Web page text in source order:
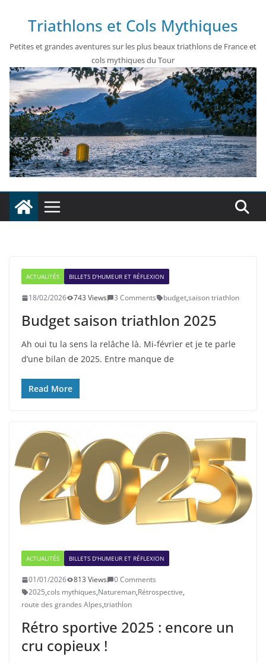
contenu
Triathlons et Cols Mythiques
Petites et grandes aventures sur les plus beaux triathlons de France et
cols mythiques du Tour
ACTUALITÉS BILLETS D'HUMEUR ET RÉFLEXION
18/02/2026 743 Views 3 Comments budget,saison triathlon
Budget saison triathlon 2025
Ah oui tu la sens la relâche là. Mi-février et je te parle
d’une bilan de 2025. Entre manque de
Read More
ACTUALITÉS BILLETS D'HUMEUR ET RÉFLEXION
01/01/2026 813 Views
0 Comments
2025,cols mythiques,Natureman,Rétrospective,
route des grandes Alpes,triathlon
Rétro sportive 2025 : encore un
cru copieux !